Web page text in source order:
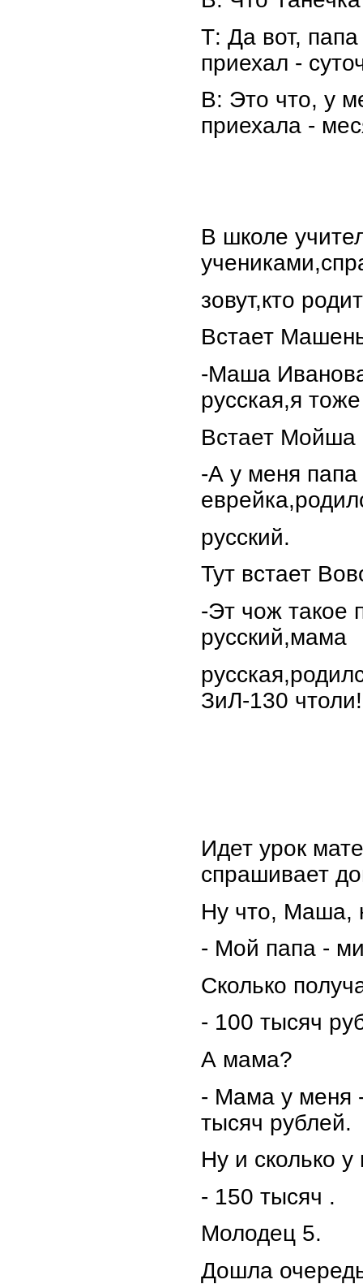
Т: Да вот,
приехал -
В: Это что, у
приехала -
В школе
зовут,кто
Встает
-Маша
русская,я
Встает Мойша
-А у меня
русский.
Тут встает
-Эт чож такое
русский,мама
ЗиЛ-130
Идет урок
спрашивает
Ну что, Маша,
- Мой папа -
Сколько
- 100 тысяч
А мама?
- Мама у меня
тысяч рублей.
Ну и сколько
- 150 тысяч .
Молодец 5.
Дошла